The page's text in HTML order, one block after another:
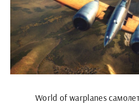
World of warplanes